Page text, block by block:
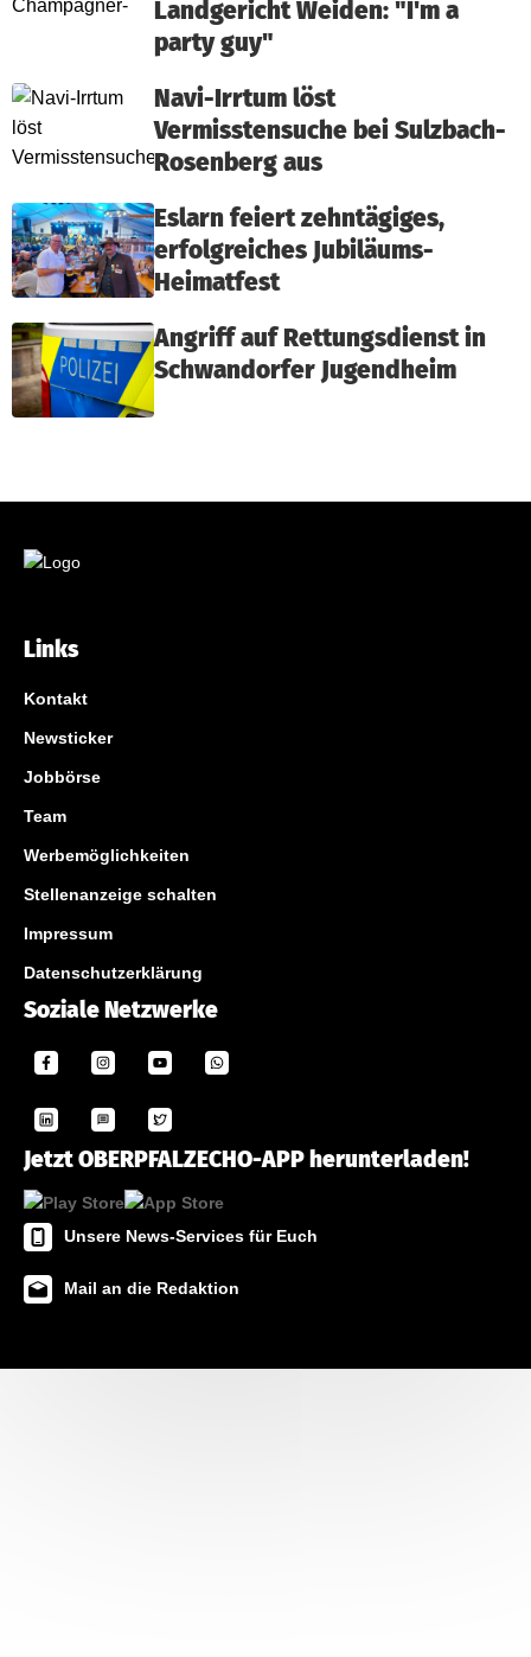
Landgericht Weiden: "I'm a
party guy"
Navi-Irrtum löst
Vermisstensuche bei Sulzbach-
Rosenberg aus
Eslarn feiert zehntägiges,
erfolgreiches Jubiläums-
Heimatfest
Angriff auf Rettungsdienst in
Schwandorfer Jugendheim
Links
Kontakt
Newsticker
Jobbörse
Team
Werbemöglichkeiten
Stellenanzeige schalten
Impressum
Datenschutzerklärung
Soziale Netzwerke
Jetzt OBERPFALZECHO-APP herunterladen!
Unsere News-Services für Euch
Mail an die Redaktion